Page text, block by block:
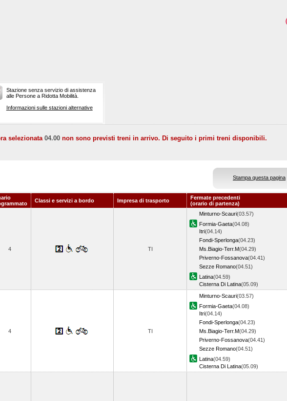
Stazione senza servizio di assistenza
alle Persone a Ridotta Mobilità.
Informazioni sulle stazioni alternative
selezionata04.00 non sono previsti treni in arrivo. Di seguito i primi treni disponibili.
Stampa questa pagina
Classi e servizi a bordo Impresa di trasporto
Fermate precedenti
(orario di partenza)
4 TI
Minturno-Scauri(03.57)
Formia-Gaeta(04.08)
Itri(04.14)
Fondi-Sperlonga(04.23)
Ms.Biagio-Terr.M(04.29)
Priverno-Fossanova(04.41)
Sezze Romano(04.51)
Latina(04.59)
Cisterna Di Latina(05.09)
4 TI
Minturno-Scauri(03.57)
Formia-Gaeta(04.08)
Itri(04.14)
Fondi-Sperlonga(04.23)
Ms.Biagio-Terr.M(04.29)
Priverno-Fossanova(04.41)
Sezze Romano(04.51)
Latina(04.59)
Cisterna Di Latina(05.09)